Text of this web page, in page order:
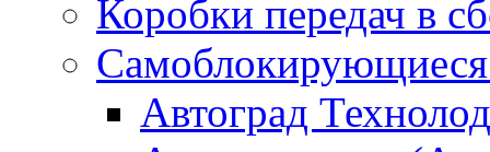
Коробки передач в
Автоград